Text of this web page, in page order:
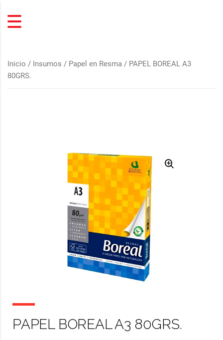
Inicio / Insumos / Papel en Resma / PAPEL BOREAL A3
80GRS.
PAPEL BOREAL A3 80GRS.